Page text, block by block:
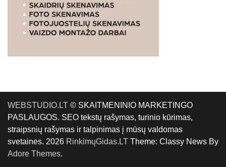
WEBSTUDIO.LT © SKAITMENINIO MARKETINGO
PASLAUGOS. SEO tekstų rašymas, turinio kūrimas,
straipsnių rašymas ir talpinimas į mūsų valdomas
svetaines. 2026 RinkimųGidas.LT Theme: Classy News By
Adore Themes.